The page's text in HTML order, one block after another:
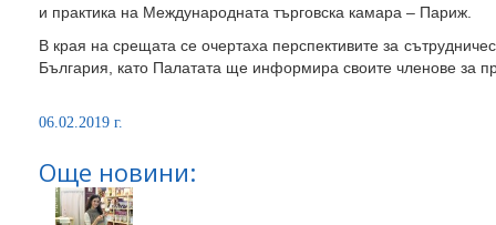
и практика на Международната търговска камара – Париж.
В края на срещата се очертаха перспективите за
България, като Палатата ще информира своите членове за
06.02.2019 г.
Още новини: